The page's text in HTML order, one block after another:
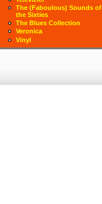
The (Faboulous) Sounds of
the Sixties
The Blues Collection
Veronica
Vinyl